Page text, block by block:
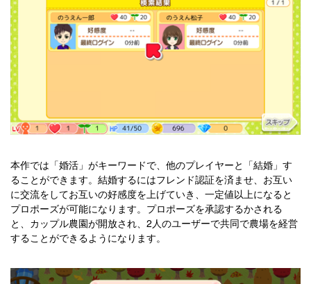
本作では「婚活」がキーワードで、他のプレイヤーと「結婚」す
ることができます。結婚するにはフレンド認証を済ませ、お互い
に交流をしてお互いの好感度を上げていき、一定値以上になると
プロポーズが可能になります。プロポーズを承認するかされる
と、カップル農園が開放され、2人のユーザーで共同で農場を経営
することができるようになります。